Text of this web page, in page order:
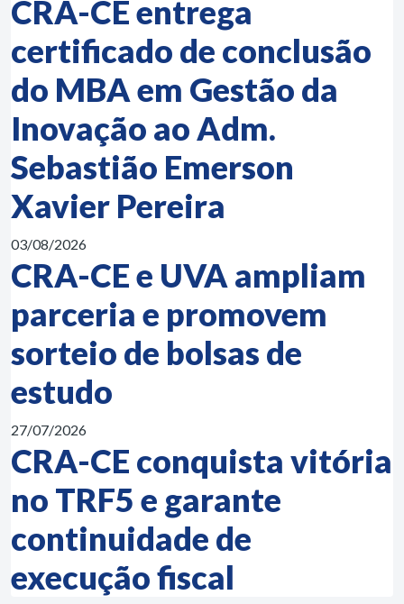
CRA-CE entrega
certificado de conclusão
do MBA em Gestão da
Inovação ao Adm.
Sebastião Emerson
Xavier Pereira
03/08/2026
CRA-CE e UVA ampliam
parceria e promovem
sorteio de bolsas de
estudo
27/07/2026
CRA-CE conquista vitória
no TRF5 e garante
continuidade de
execução fiscal